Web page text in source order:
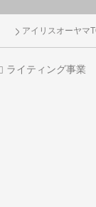
アイリスオーヤマ
ライティング事業